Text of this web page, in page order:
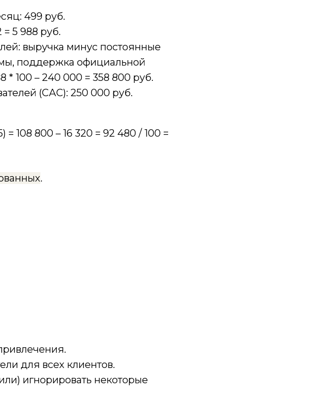
499 руб.
= 5 988 руб.
выручка минус постоянные
поддержка официальной
* 100 – 240 000 = 358 800 руб.
(САС): 250 000 руб.
= 108 800 – 16 320 = 92 480 / 100 =
.
для всех клиентов.
игнорировать некоторые